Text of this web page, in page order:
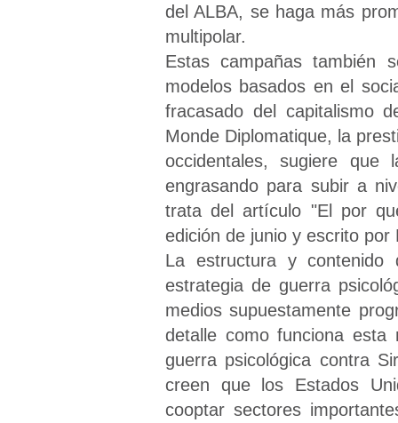
del ALBA, se haga más
multipolar.
Estas campañas también
modelos basados en el
fracasado del capitalismo
Monde Diplomatique, la
occidentales, sugiere que
engrasando para subir a
trata del artículo "El por
edición de junio y escrito por
La estructura y contenido
estrategia de guerra
medios supuestamente
detalle como funciona esta
guerra psicológica contra
creen que los Estados
cooptar sectores